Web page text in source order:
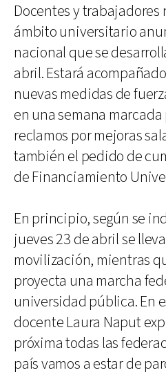
Docentes y trabajadores
ámbito universitario
nacional que se
abril. Estará
nuevas medidas de
en una semana
reclamos por mejoras
también el pedido de
de Financiamiento
En principio, según se
jueves 23 de abril se
movilización, mientras
proyecta una marcha
universidad pública. En
docente Laura Naput
próxima todas las
país vamos a estar de